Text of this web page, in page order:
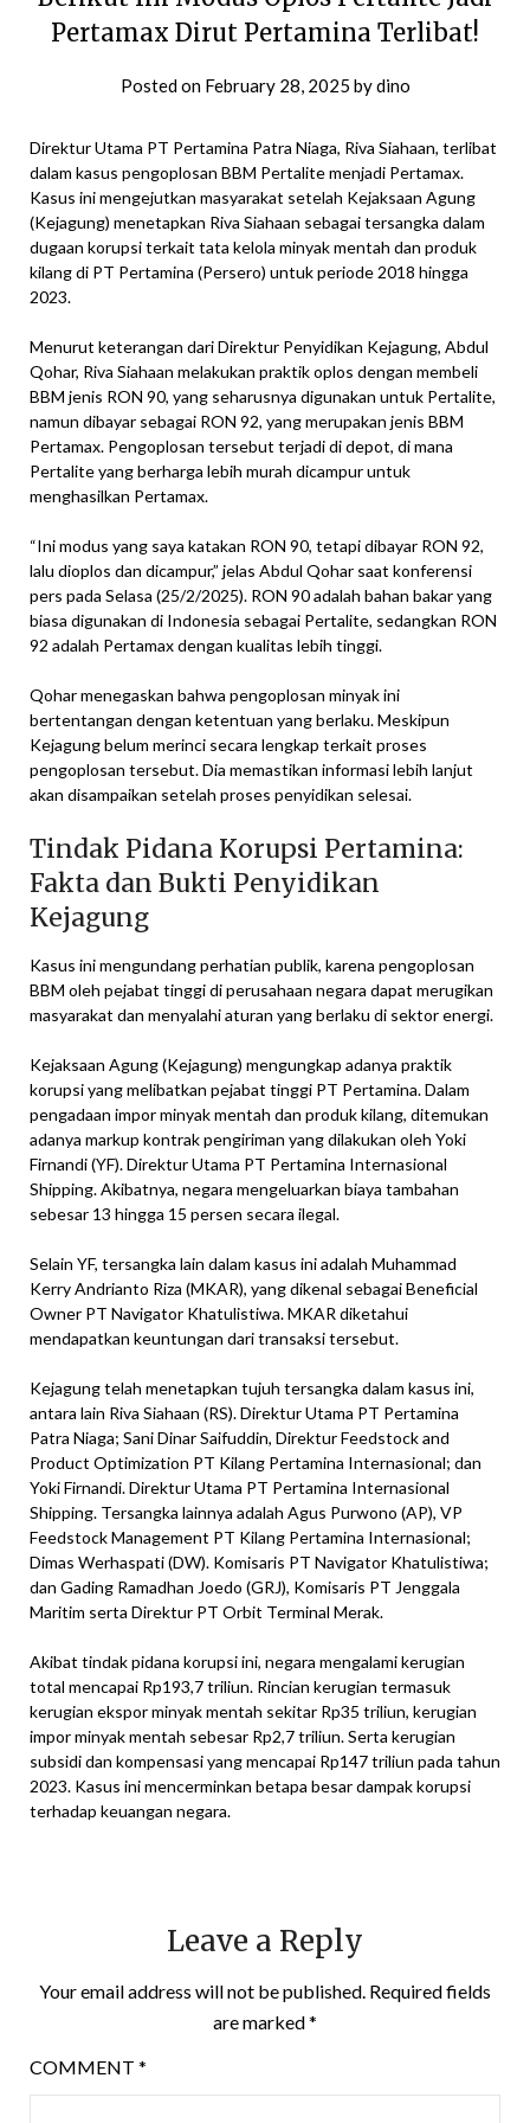
Pertamax Dirut Pertamina Terlibat!
Posted on February 28, 2025 bydino
Direktur Utama PT Pertamina Patra Niaga, Riva Siahaan, terlibat
dalam kasus pengoplosan BBM Pertalite menjadi Pertamax.
Kasus ini mengejutkan masyarakat setelah Kejaksaan Agung
(Kejagung) menetapkan Riva Siahaan sebagai tersangka dalam
dugaan korupsi terkait tata kelola minyak mentah dan produk
kilang di PT Pertamina (Persero) untuk periode 2018 hingga
2023.
Menurut keterangan dari Direktur Penyidikan Kejagung, Abdul
Qohar, Riva Siahaan melakukan praktik oplos dengan membeli
BBM jenis RON 90, yang seharusnya digunakan untuk Pertalite,
namun dibayar sebagai RON 92, yang merupakan jenis BBM
Pertamax. Pengoplosan tersebut terjadi di depot, di mana
Pertalite yang berharga lebih murah dicampur untuk
menghasilkan Pertamax.
“Ini modus yang saya katakan RON 90, tetapi dibayar RON 92,
lalu dioplos dan dicampur,” jelas Abdul Qohar saat konferensi
pers pada Selasa (25/2/2025). RON 90 adalah bahan bakar yang
biasa digunakan di Indonesia sebagai Pertalite, sedangkan RON
92 adalah Pertamax dengan kualitas lebih tinggi.
Qohar menegaskan bahwa pengoplosan minyak ini
bertentangan dengan ketentuan yang berlaku. Meskipun
Kejagung belum merinci secara lengkap terkait proses
pengoplosan tersebut. Dia memastikan informasi lebih lanjut
akan disampaikan setelah proses penyidikan selesai.
Tindak Pidana Korupsi Pertamina:
Fakta dan Bukti Penyidikan
Kejagung
Kasus ini mengundang perhatian publik, karena pengoplosan
BBM oleh pejabat tinggi di perusahaan negara dapat merugikan
masyarakat dan menyalahi aturan yang berlaku di sektor energi.
Kejaksaan Agung (Kejagung) mengungkap adanya praktik
korupsi yang melibatkan pejabat tinggi PT Pertamina. Dalam
pengadaan impor minyak mentah dan produk kilang, ditemukan
adanya markup kontrak pengiriman yang dilakukan oleh Yoki
Firnandi (YF). Direktur Utama PT Pertamina Internasional
Shipping. Akibatnya, negara mengeluarkan biaya tambahan
sebesar 13 hingga 15 persen secara ilegal.
Selain YF, tersangka lain dalam kasus ini adalah Muhammad
Kerry Andrianto Riza (MKAR), yang dikenal sebagai Beneficial
Owner PT Navigator Khatulistiwa. MKAR diketahui
mendapatkan keuntungan dari transaksi tersebut.
Kejagung telah menetapkan tujuh tersangka dalam kasus ini,
antara lain Riva Siahaan (RS). Direktur Utama PT Pertamina
Patra Niaga; Sani Dinar Saifuddin, Direktur Feedstock and
Product Optimization PT Kilang Pertamina Internasional; dan
Yoki Firnandi. Direktur Utama PT Pertamina Internasional
Shipping. Tersangka lainnya adalah Agus Purwono (AP), VP
Feedstock Management PT Kilang Pertamina Internasional;
Dimas Werhaspati (DW). Komisaris PT Navigator Khatulistiwa;
dan Gading Ramadhan Joedo (GRJ), Komisaris PT Jenggala
Maritim serta Direktur PT Orbit Terminal Merak.
Akibat tindak pidana korupsi ini, negara mengalami kerugian
total mencapai Rp193,7 triliun. Rincian kerugian termasuk
kerugian ekspor minyak mentah sekitar Rp35 triliun, kerugian
impor minyak mentah sebesar Rp2,7 triliun. Serta kerugian
subsidi dan kompensasi yang mencapai Rp147 triliun pada tahun
2023. Kasus ini mencerminkan betapa besar dampak korupsi
terhadap keuangan negara.
Leave a Reply
Your email address will not be published. Required fields
are marked*
COMMENT *